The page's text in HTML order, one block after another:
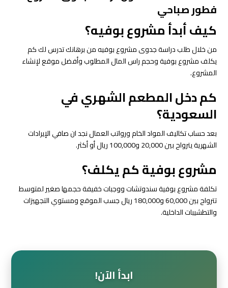
فطور صباحي
كيف أبدأ مشروع بوفيه؟
من خلال طلب دراسة جدوى مشروع بوفيه من برهانك تدرس لك كم
يكلف مشروع بوفية وحجم راس المال المطلوب وأفضل موقع لإنشاء
المشروع.
كم دخل المطعم الشهري في
السعودية؟
بعد حساب تكاليف المواد الخام ورواتب العمال نجد ان صافي الإيرادات
الشهرية يترواح بين 20,000 و100,000 ريال أو أكثر.
مشروع بوفية كم يكلف؟
تكلفة مشروع بوفية سندوتشات ووجبات خفيفة حجمها صغير لمتوسط
تترواح بين 60,000 و180,000 ريال جسب الموقع ومستوي التجهيزات
والتطشيبات الداخلية.
ابدأ الآن!